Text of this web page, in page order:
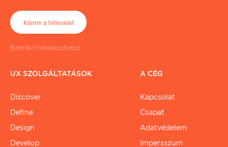
Bármikor leiratkozhatsz
UX SZOLGÁLTATÁSOK
Discover
Define
Design
Develop
A CÉG
Kapcsolat
Csapat
Adatvédelem
Impersszum